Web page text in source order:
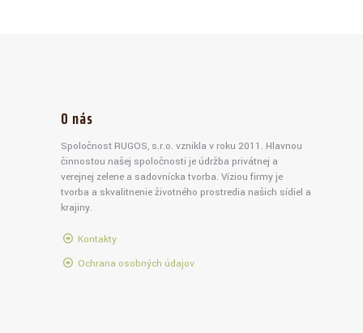
O nás
Spoločnosť RUGOS, s.r.o. vznikla v roku 2011. Hlavnou
činnosťou našej spoločnosti je údržba privátnej a
verejnej zelene a sadovnícka tvorba. Víziou firmy je
tvorba a skvalitnenie životného prostredia našich sídiel a
krajiny.
Kontakty
Ochrana osobných údajov